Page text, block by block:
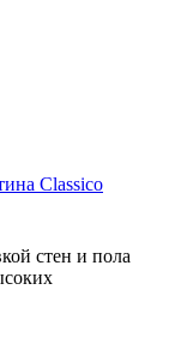
Classico
стен и пола